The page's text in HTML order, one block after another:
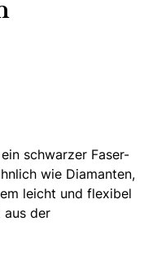
schwarzer Faser-
wie Diamanten,
leicht und flexibel
aus der